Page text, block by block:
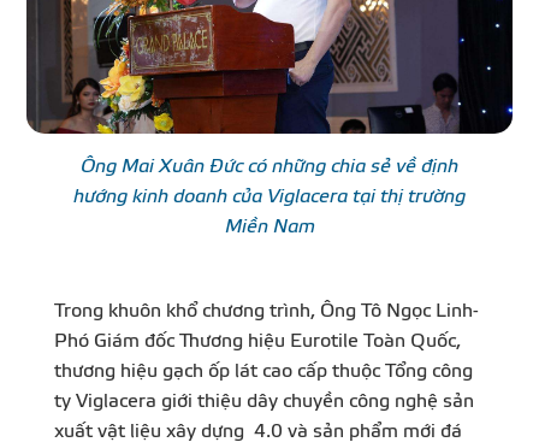
Ông Mai Xuân Đức có những chia sẻ về định
hướng kinh doanh của Viglacera tại thị trường
Miền Nam
Trong khuôn khổ chương trình, Ông Tô Ngọc Linh-
Phó Giám đốc Thương hiệu Eurotile Toàn Quốc,
thương hiệu gạch ốp lát cao cấp thuộc Tổng công
ty Viglacera giới thiệu dây chuyền công nghệ sản
xuất vật liệu xây dựng 4.0 và sản phẩm mới đá